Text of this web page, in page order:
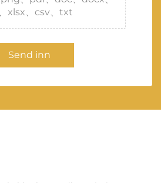
xlsx、csv、txt
Send inn